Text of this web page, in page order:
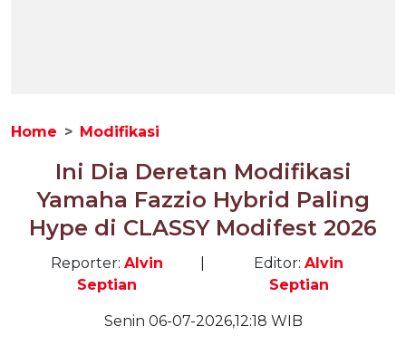
Home Modifikasi
Ini Dia Deretan Modifikasi
Yamaha Fazzio Hybrid Paling
Hype di CLASSY Modifest 2026
Reporter: Alvin
Septian
Editor:Alvin
Septian
Senin 06-07-2026,12:18 WIB